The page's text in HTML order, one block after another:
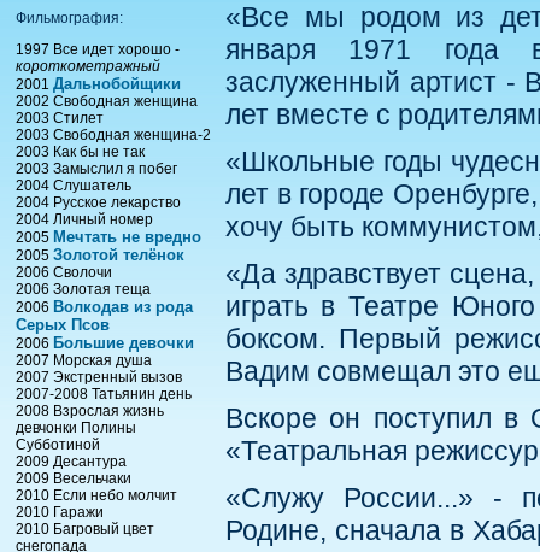
Фильмография:
1997 Все идет хорошо -
короткометражный
2001 Дальнобойщики
2002 Свободная женщина
2003 Стилет
2003 Свободная женщина-2
2003 Как бы не так
2003 Замыслил я побег
2004 Слушатель
2004 Русское лекарство
2004 Личный номер
2005 Мечтать не вредно
2005 Золотой телёнок
2006 Сволочи
2006 Золотая теща
2006 Волкодав из рода
Серых Псов
2006 Большие девочки
2007 Морская душа
2007 Экстренный вызов
2007-2008 Татьянин день
2008 Взрослая жизнь
девчонки Полины
Субботиной
2009 Десантура
2009 Весельчаки
2010 Если небо молчит
2010 Гаражи
2010 Багровый цвет
снегопада
«Все мы родом из
января 1971 года
заслуженный артист -
лет вместе с
«Школьные годы
лет в городе
хочу быть
«Да здравствует
играть в Театре
боксом. Первый
Вадим совмещал это
Вскоре он поступил в
«Театральная
«Служу России...» -
Родине, сначала в